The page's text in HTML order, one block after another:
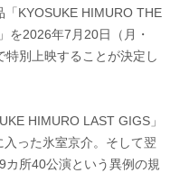
KYOSUKE HIMURO THE
を2026年7月20日（月・
別上映することが決定し
HIMURO LAST GIGS」
った氷室京介。そして翌
所40公演という異例の規